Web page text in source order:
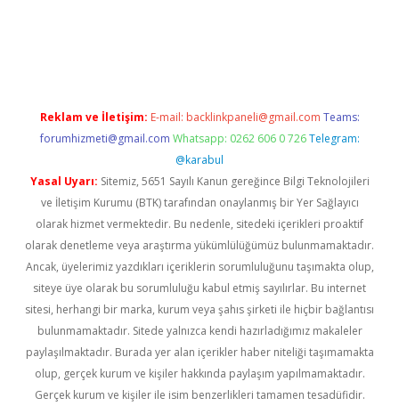
Reklam ve İletişim: E-mail: backlinkpaneli@gmail.com Teams:
forumhizmeti@gmail.com Whatsapp: 0262 606 0 726 Telegram:
@karabul
Yasal Uyarı: Sitemiz, 5651 Sayılı Kanun gereğince Bilgi Teknolojileri
ve İletişim Kurumu (BTK) tarafından onaylanmış bir Yer Sağlayıcı
olarak hizmet vermektedir. Bu nedenle, sitedeki içerikleri proaktif
olarak denetleme veya araştırma yükümlülüğümüz bulunmamaktadır.
Ancak, üyelerimiz yazdıkları içeriklerin sorumluluğunu taşımakta olup,
siteye üye olarak bu sorumluluğu kabul etmiş sayılırlar. Bu internet
sitesi, herhangi bir marka, kurum veya şahıs şirketi ile hiçbir bağlantısı
bulunmamaktadır. Sitede yalnızca kendi hazırladığımız makaleler
paylaşılmaktadır. Burada yer alan içerikler haber niteliği taşımamakta
olup, gerçek kurum ve kişiler hakkında paylaşım yapılmamaktadır.
Gerçek kurum ve kişiler ile isim benzerlikleri tamamen tesadüfidir.